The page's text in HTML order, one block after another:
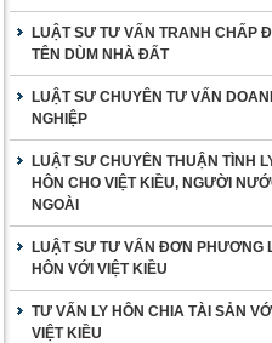
LUẬT SƯ TƯ VẤN TRANH CHẤP
TÊN DÙM NHÀ ĐẤT
LUẬT SƯ CHUYÊN TƯ VẤN
NGHIỆP
LUẬT SƯ CHUYÊN THUẬN TÌNH
HÔN CHO VIỆT KIỀU, NGƯỜI
NGOÀI
LUẬT SƯ TƯ VẤN ĐƠN PHƯƠNG
HÔN VỚI VIỆT KIỀU
TƯ VẤN LY HÔN CHIA TÀI SẢN VỚI
VIỆT KIỀU